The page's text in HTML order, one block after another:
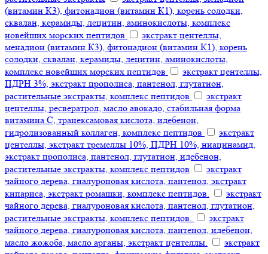
(витамин К3), фитонадион (витамин К1), корень солодки,
сквалан, керамиды, лецитин, аминокислоты, комплекс
новейших морских пептидов
экстракт центеллы,
менадион (витамин К3), фитонадион (витамин К1), корень
солодки, сквалан, керамиды, лецитин, аминокислоты,
комплекс новейших морских пептидов
экстракт центеллы,
ПДРН 3%, экстракт прополиса, пантенол, глутатион,
растительные экстракты, комплекс пептидов
экстракт
центеллы, ресвератрол, масло авокадо, стабильная форма
витамина С, транексамовая кислота, идебенон,
гидролизованный коллаген, комплекс пептидов
экстракт
центеллы, экстракт тремеллы 10%, ПДРН 10%, ниацинамид,
экстракт прополиса, пантенол, глутатион, идебенон,
растительные экстракты, комплекс пептидов
экстракт
чайного дерева, гиалуроновая кислота, пантенол, экстракт
кипариса, экстракт ромашки, комплекс пептидов.
экстракт
чайного дерева, гиалуроновая кислота, пантенол, глутатион,
растительные экстракты, комплекс пептидов.
экстракт
чайного дерева, гиалуроновая кислота, пантенол, идебенон,
масло жожоба, масло арганы, экстракт центеллы.
экстракт